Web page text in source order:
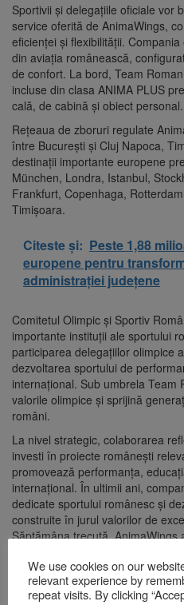
Sportivii și delegațiile oficiale vor
service oferită de AnimaWings,
eficienței și flexibilității.
din aviația românească,
de confort. La bord, Team
incluse din clasa ANIMA PLUS
cală, de cabină și obiect personal.
Rețeaua de zboruri regulate
între București și Cluj Napoca,
destinații importante europene
München, Londra, Istanbul,
Frankfurt, Copenhaga,
Timișoara.
Citeste și: Peste 1,88
europene pentru
administrației județene
Comitetul Olimpic și Sportiv
importante instituții ale sportului
participarea delegațiilor olimpice
dezvoltarea sportului de
internațional. Sub umbrela Team
valorile olimpice și sprijină
români.
La nivel strategic, colaborarea
investi în proiecte românești
promovează performanța,
internațional. În ultimii ani,
dedicate sportului românesc și
construite în jurul valorilor de
Săptămâna trecută,
compania aeriană românească.
We use cookies on our
relevant experience by
repeat visits. By clicking